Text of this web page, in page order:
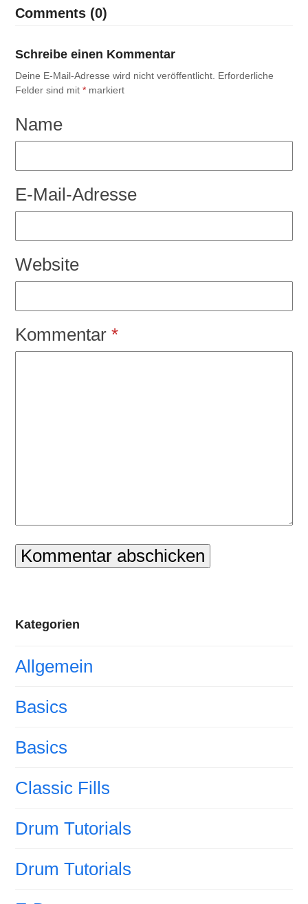
Comments (0)
Schreibe einen Kommentar
Deine E-Mail-Adresse wird nicht veröffentlicht. Erforderliche
Felder sind mit* markiert
Name
E-Mail-Adresse
Website
Kommentar*
Kategorien
Allgemein
Basics
Basics
Classic Fills
Drum Tutorials
Drum Tutorials